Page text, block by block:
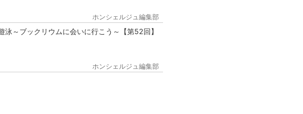
ホンシェルジュ編集部
～ブックリウムに会いに行こう～【第52回】
ホンシェルジュ編集部